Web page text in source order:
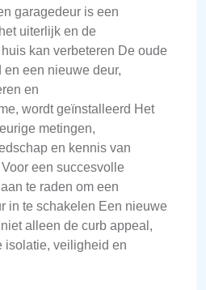
garagedeur is een
uiterlijk en de
kan verbeteren De oude
een nieuwe deur,
en
wordt geïnstalleerd Het
metingen,
en kennis van
een succesvolle
te raden om een
in te schakelen Een nieuwe
alleen de curb appeal,
isolatie, veiligheid en